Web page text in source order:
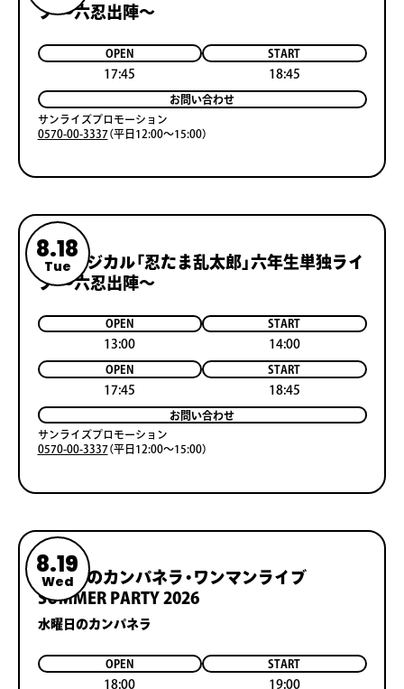
ブ ～六忍出陣～
OPEN
17:45
START
18:45
お問い合わせ
サンライズプロモーション
0570-00-3337（平日12:00～15:00）
8.18
Tue
ミュージカル「忍たま乱太郎」六年生単独ライ
ブ ～六忍出陣～
OPEN
13:00
START
14:00
OPEN
17:45
START
18:45
お問い合わせ
サンライズプロモーション
0570-00-3337（平日12:00～15:00）
8.19
Wed
水曜日のカンパネラ・ワンマンライブ
SUMMER PARTY 2026
水曜日のカンパネラ
OPEN
18:00
START
19:00